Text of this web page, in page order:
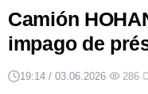
Camión
impago de
19:14 / 03.06.2026· 286·